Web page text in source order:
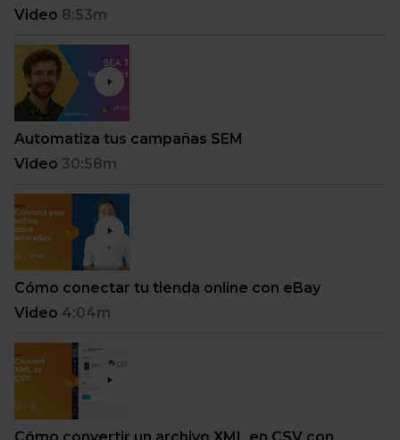
Video 8:53m
Automatiza tus campañas SEM
Video 30:58m
Cómo conectar tu tienda online con eBay
Video 4:04m